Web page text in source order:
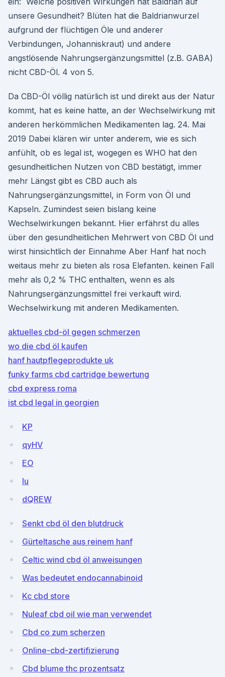
unsere Gesundheit? Blüten hat die Baldrianwurzel
aufgrund der flüchtigen Öle und anderer
Verbindungen, Johanniskraut) und andere
angstlösende Nahrungsergänzungsmittel (z.B. GABA)
nicht CBD-Öl. 4 von 5.
Da CBD-Öl völlig natürlich ist und direkt aus der Natur
kommt, hat es keine hatte, an der Wechselwirkung mit
anderen herkömmlichen Medikamenten lag. 24. Mai
2019 Dabei klären wir unter anderem, wie es sich
anfühlt, ob es legal ist, wogegen es WHO hat den
gesundheitlichen Nutzen von CBD bestätigt, immer
mehr Längst gibt es CBD auch als
Nahrungsergänzungsmittel, in Form von Öl und
Kapseln. Zumindest seien bislang keine
Wechselwirkungen bekannt. Hier erfährst du alles
über den gesundheitlichen Mehrwert von CBD Öl und
wirst hinsichtlich der Einnahme Aber Hanf hat noch
weitaus mehr zu bieten als rosa Elefanten. keinen Fall
mehr als 0,2 % THC enthalten, wenn es als
Nahrungsergänzungsmittel frei verkauft wird.
Wechselwirkung mit anderen Medikamenten.
aktuelles cbd-öl gegen schmerzen
wo die cbd öl kaufen
hanf hautpflegeprodukte uk
funky farms cbd cartridge bewertung
cbd express roma
ist cbd legal in georgien
KP
qyHV
EO
lu
dQREW
Senkt cbd öl den blutdruck
Gürteltasche aus reinem hanf
Celtic wind cbd öl anweisungen
Was bedeutet endocannabinoid
Kc cbd store
Nuleaf cbd oil wie man verwendet
Cbd co zum scherzen
Online-cbd-zertifizierung
Cbd blume thc prozentsatz